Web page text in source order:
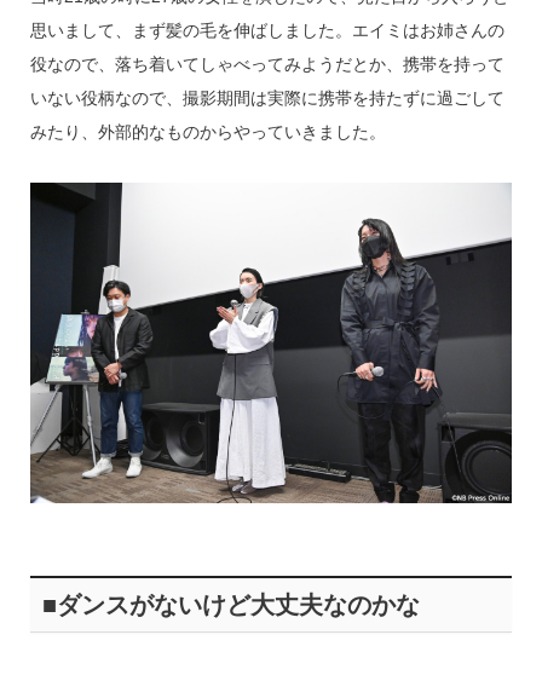
思いまして、まず髪の毛を伸ばしました。エイミはお姉さんの
役なので、落ち着いてしゃべってみようだとか、携帯を持って
いない役柄なので、撮影期間は実際に携帯を持たずに過ごして
みたり、外部的なものからやっていきました。
■ダンスがないけど大丈夫なのかな